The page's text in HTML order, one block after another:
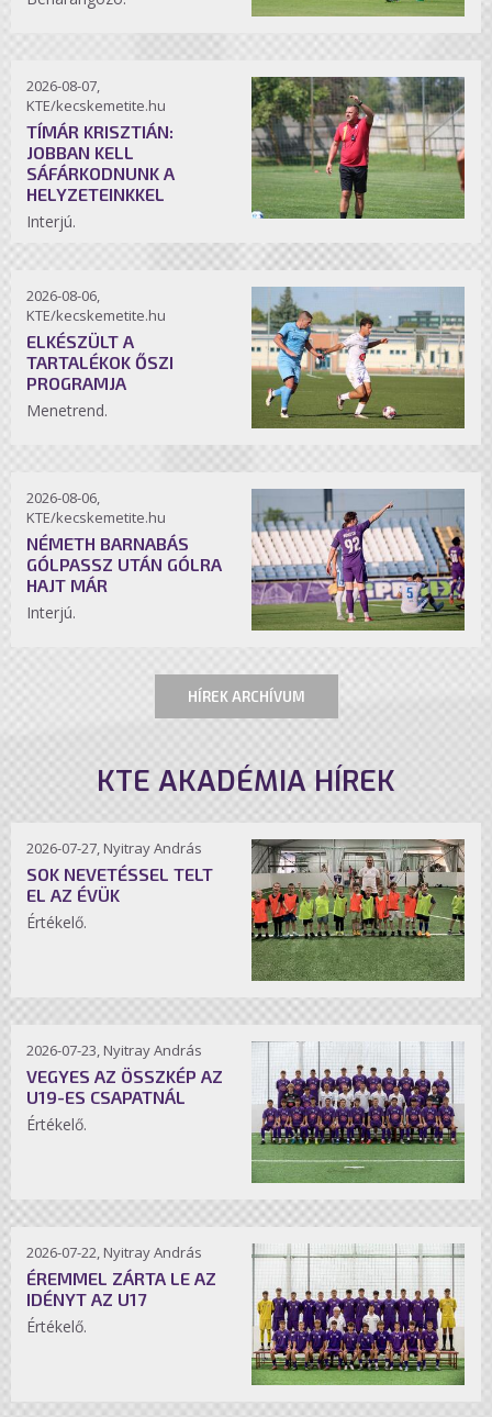
2026-08-07,
KTE/kecskemetite.hu
TÍMÁR KRISZTIÁN:
JOBBAN KELL
SÁFÁRKODNUNK A
HELYZETEINKKEL
Interjú.
2026-08-06,
KTE/kecskemetite.hu
ELKÉSZÜLT A
TARTALÉKOK ŐSZI
PROGRAMJA
Menetrend.
2026-08-06,
KTE/kecskemetite.hu
NÉMETH BARNABÁS
GÓLPASSZ UTÁN GÓLRA
HAJT MÁR
Interjú.
HÍREK ARCHÍVUM
KTE AKADÉMIA HÍREK
2026-07-27, Nyitray András
SOK NEVETÉSSEL TELT
EL AZ ÉVÜK
Értékelő.
2026-07-23, Nyitray András
VEGYES AZ ÖSSZKÉP AZ
U19-ES CSAPATNÁL
Értékelő.
2026-07-22, Nyitray András
ÉREMMEL ZÁRTA LE AZ
IDÉNYT AZ U17
Értékelő.